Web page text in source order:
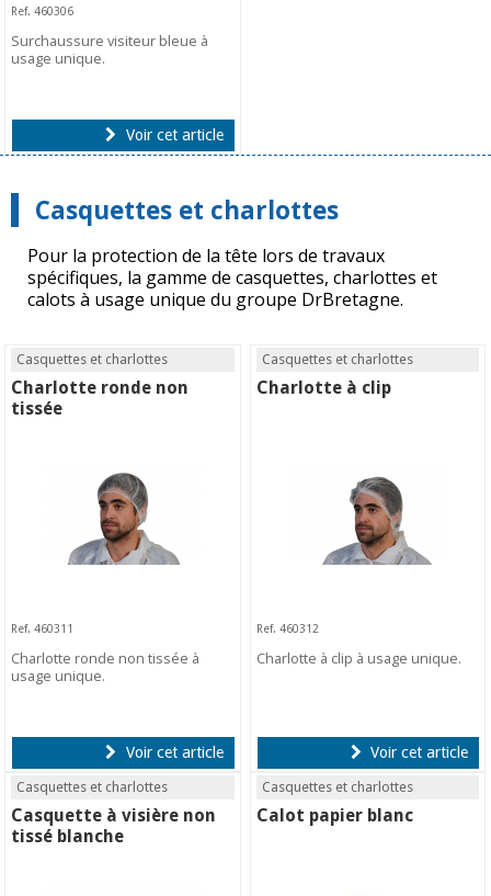
Ref. 460306
Surchaussure visiteur bleue à
usage unique.
Voir cet article
Casquettes et charlottes
Pour la protection de la tête lors de travaux
spécifiques, la gamme de casquettes, charlottes et
calots à usage unique du groupe DrBretagne.
Casquettes et charlottes
Charlotte ronde non
tissée
Ref. 460311
Charlotte ronde non tissée à
usage unique.
Voir cet article
Casquettes et charlottes
Charlotte à clip
Ref. 460312
Charlotte à clip à usage unique.
Voir cet article
Casquettes et charlottes
Casquette à visière non
tissé blanche
Casquettes et charlottes
Calot papier blanc